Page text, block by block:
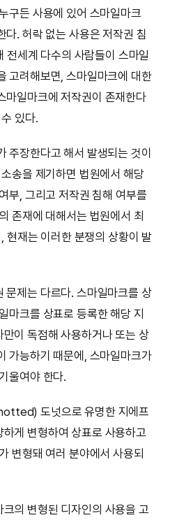
구든 사용에 있어 스마일마크
다. 허락 없는 사용은 저작권 침
전세계 다수의 사람들이 스마일
고려해보면, 스마일마크에 대한
마일마크에 저작권이 존재한다
있다.
주장한다고 해서 발생되는 것이
송을 제기하면 법원에서 해당
부, 그리고 저작권 침해 여부를
존재에 대해서는 법원에서 최
현재는 이러한 분쟁의 상황이 발
문제는 다르다. 스마일마크를 상
마크를 상표로 등록한 해당 지
이 독점해 사용하거나 또는 상
가능하기 때문에, 스마일마크가
울여야 한다.
도넛으로 유명한 지에프
게 변형하여 상표로 사용하고
변형돼 여러 분야에서 사용되
의 변형된 디자인의 사용을 고